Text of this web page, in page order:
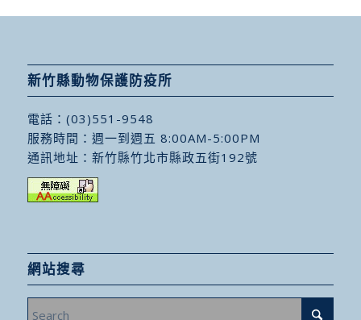
新竹縣動物保護防疫所
電話： (03)551-9548
服務時間：週一到週五 8:00AM-5:00PM
通訊地址： 新竹縣竹北市縣政五街192號
網站搜尋